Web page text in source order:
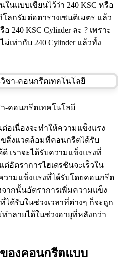
นแบบเขียนไว้ว่า 240 KSC หรือ
กิโลกรัมต่อตารางเซนติเมตร แล้ว
240 KSC Cylinder ละ ? เพราะ
เท่ากับ 240 Cylinder แล้วทั้ง
-คอนกรีตเทคโนโลยี
อเนื่องจะทำให้ความแข็งแรง
สิ่งแวดล้อมที่คอนกรีตได้รับ
เราจะได้รับความแข็งแรงที่
อัตราการไฮเดรชันจะเร็วใน
ามแข็งแรงที่ได้รับโดยคอนกรีต
จากนั้นอัตราการเพิ่มความแข็ง
ได้รับในช่วงเวลาที่ต่างๆ ก็จะถูก
ำลายได้ในช่วงอายุที่หลังกว่า
องคอนกรีตแบบ